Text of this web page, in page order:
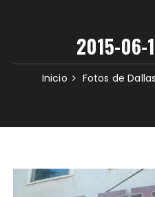
2015-06-
Inicio Fotos de Dallas